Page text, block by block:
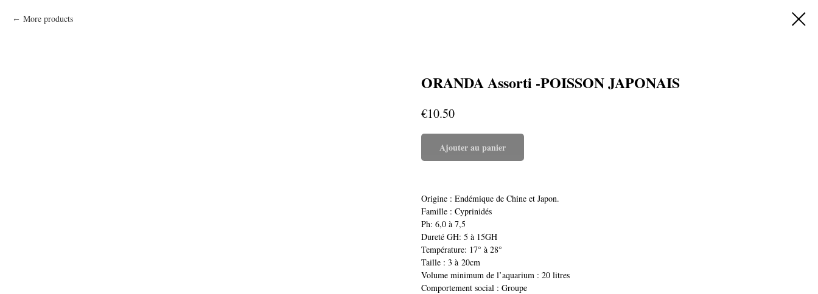
More products
ORANDA Assorti -POISSON JAPONAIS
€10.50
Ajouter au panier
Origine : Endémique de Chine et Japon.
Famille : Cyprinidés
Ph: 6,0 à 7,5
Dureté GH: 5 à 15GH
Température: 17° à 28°
Taille : 3 à 20cm
Volume minimum de l’aquarium : 20 litres
Comportement social : Groupe